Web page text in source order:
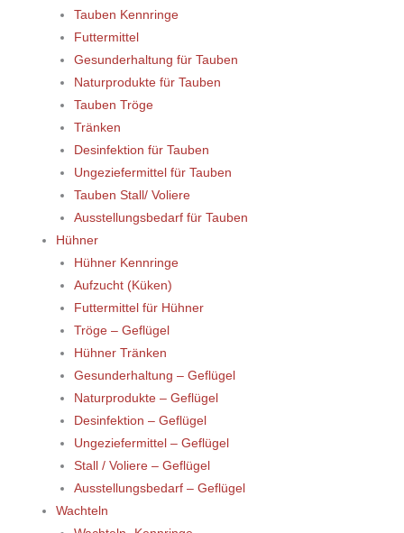
Tauben Kennringe
Futtermittel
Gesunderhaltung für Tauben
Naturprodukte für Tauben
Tauben Tröge
Tränken
Desinfektion für Tauben
Ungeziefermittel für Tauben
Tauben Stall/ Voliere
Ausstellungsbedarf für Tauben
Hühner
Hühner Kennringe
Aufzucht (Küken)
Futtermittel für Hühner
Tröge – Geflügel
Hühner Tränken
Gesunderhaltung – Geflügel
Naturprodukte – Geflügel
Desinfektion – Geflügel
Ungeziefermittel – Geflügel
Stall / Voliere – Geflügel
Ausstellungsbedarf – Geflügel
Wachteln